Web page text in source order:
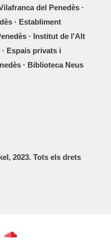
del Penedès ·
· Establiment
· Institut de l'Alt
Espais privats i
· Biblioteca Neus
2023. Tots els drets